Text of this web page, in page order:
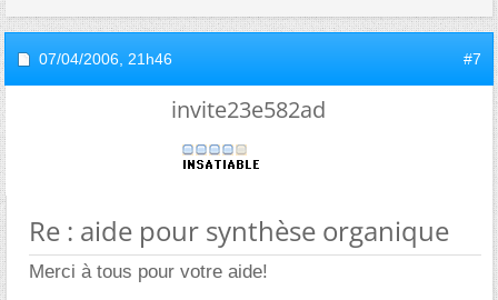
07/04/2006, 21h46 #7
invite23e582ad
Re : aide pour synthèse organique
Merci à tous pour votre aide!